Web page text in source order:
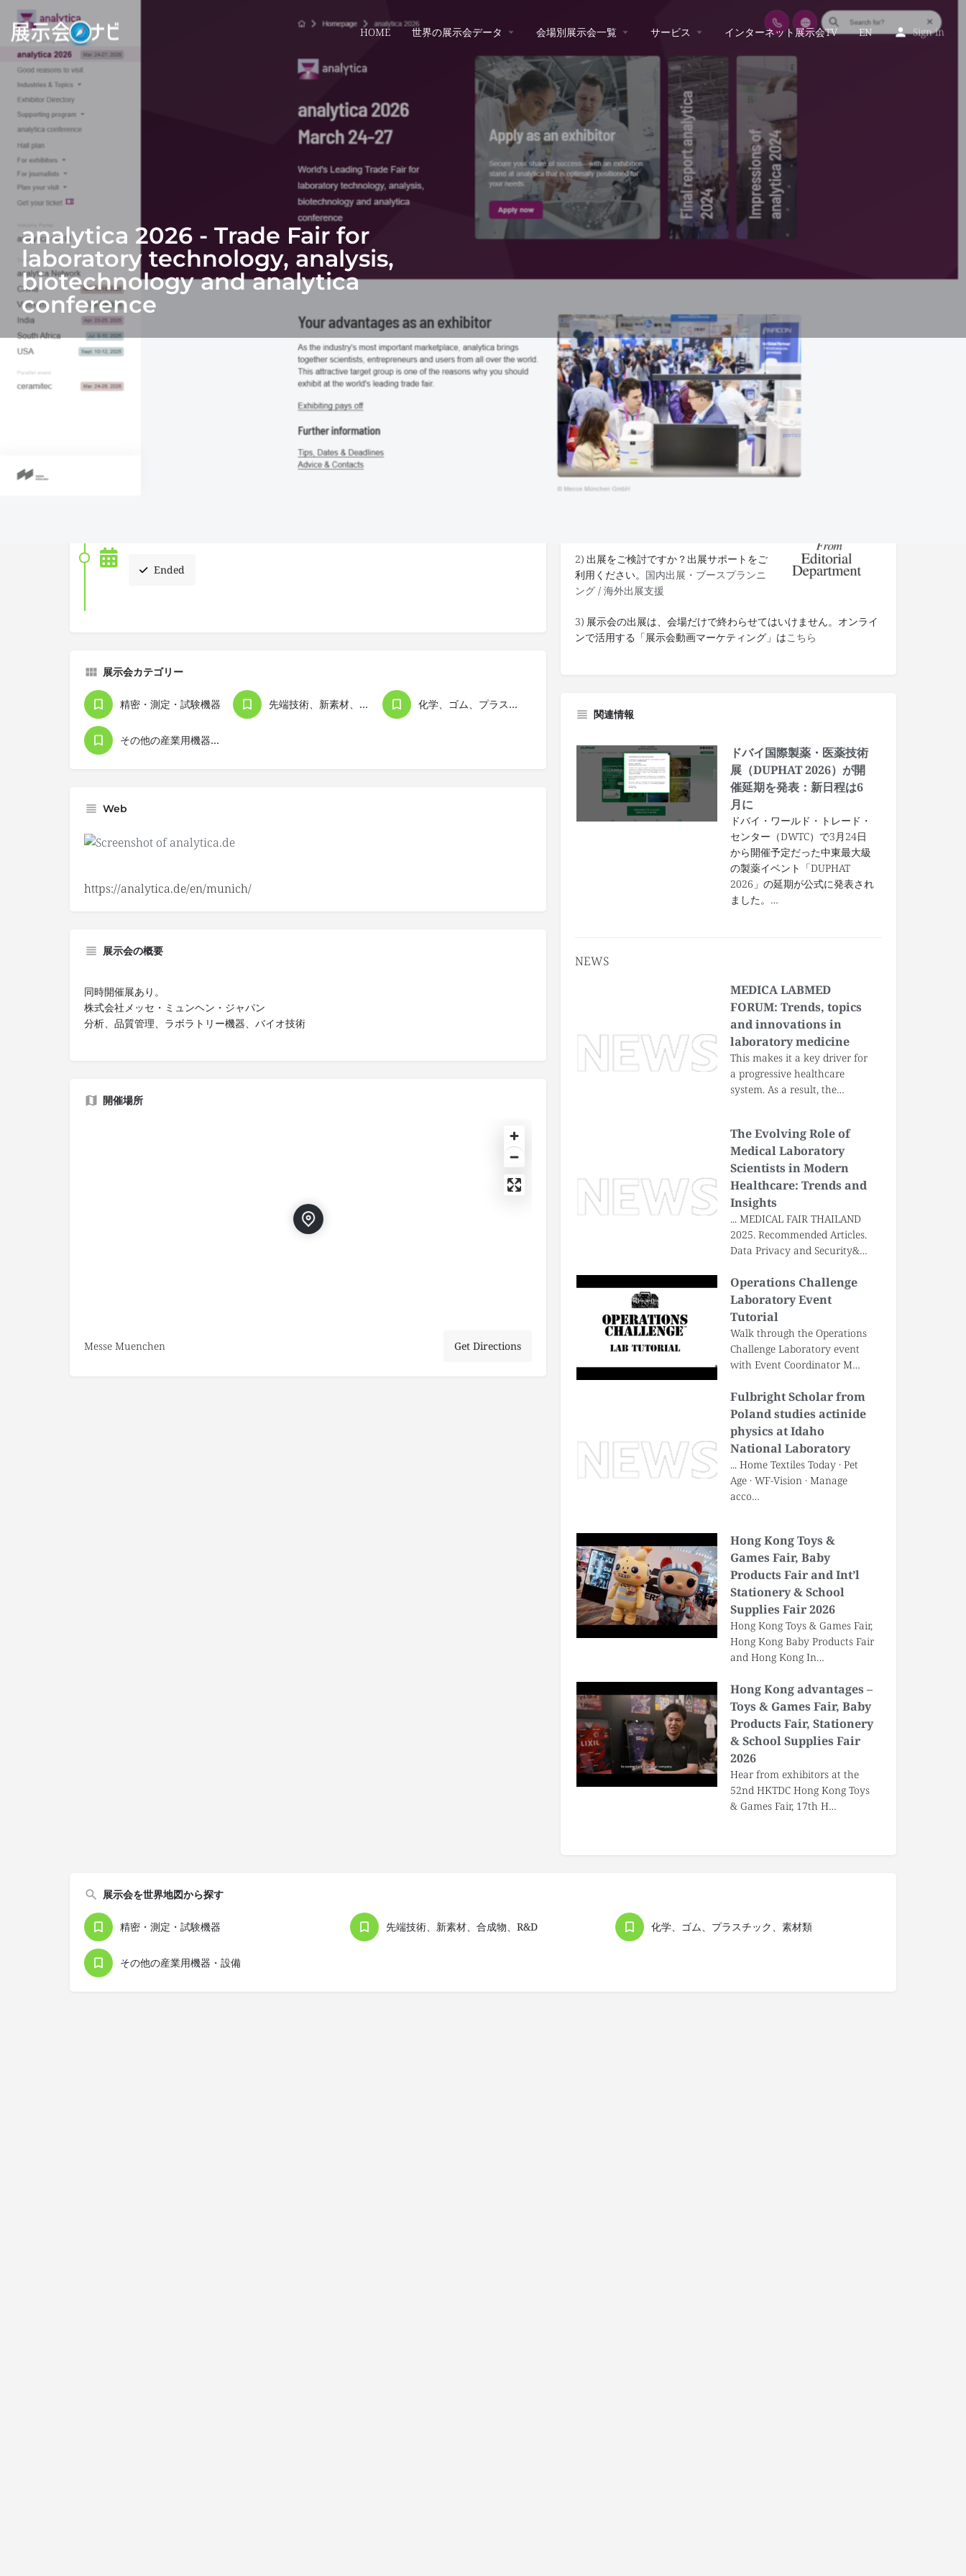
HOME 世界の展示会データ 会場別展示会一覧 サービス インターネット展示会TV EN Sign in
analytica 2026 - Trade Fair for
laboratory technology, analysis,
biotechnology and analytica
conference
Details
ブックマークする 管理者に報告 ウエブサイト
Ended
展示会カテゴリー
精密・測定・試験機器 先端技術、新素材、合成物、R&D 化学、ゴム、プラスチック、素材類
その他の産業用機器・設備
Web
https://analytica.de/en/munich/
展示会の概要
同時開催展あり。
株式会社メッセ・ミュンヘン・ジャパン
分析、品質管理、ラボラトリー機器、バイオ技術
開催場所
Messe Muenchen Get Directions
インターネット展示会.tv 編集部より
2) 出展をご検討ですか？出展サポートをご
利用ください。 国内出展・ブースプランニ
ング/ 海外出展支援
3) 展示会の出展は、会場だけで終わらせてはいけません。オンライ
ンで活用する「展示会動画マーケティング」はこちら
関連情報
ドバイ国際製薬・医薬技術
展（DUPHAT 2026）が開
催延期を発表：新日程は6
月に
ドバイ・ワールド・トレード・
センター（DWTC）で3月24日
から開催予定だった中東最大級
の製薬イベント「DUPHAT
2026」の延期が公式に発表され
ました。…
NEWS
MEDICA LABMED
FORUM: Trends, topics
and innovations in
laboratory medicine
This makes it a key driver for
a progressive healthcare
system. As a result, the…
The Evolving Role of
Medical Laboratory
Scientists in Modern
Healthcare: Trends and
Insights
... MEDICAL FAIR THAILAND
2025. Recommended Articles.
Data Privacy and Security&…
Operations Challenge
Laboratory Event
Tutorial
Walk through the Operations
Challenge Laboratory event
with Event Coordinator M…
Fulbright Scholar from
Poland studies actinide
physics at Idaho
National Laboratory
... Home Textiles Today · Pet
Age · WF-Vision · Manage
acco…
Hong Kong Toys &
Games Fair, Baby
Products Fair and Int’l
Stationery & School
Supplies Fair 2026
Hong Kong Toys & Games Fair,
Hong Kong Baby Products Fair
and Hong Kong In…
Hong Kong advantages –
Toys & Games Fair, Baby
Products Fair, Stationery
& School Supplies Fair
2026
Hear from exhibitors at the
52nd HKTDC Hong Kong Toys
& Games Fair, 17th H…
展示会を世界地図から探す
精密・測定・試験機器 先端技術、新素材、合成物、R&D 化学、ゴム、プラスチック、素材類
その他の産業用機器・設備